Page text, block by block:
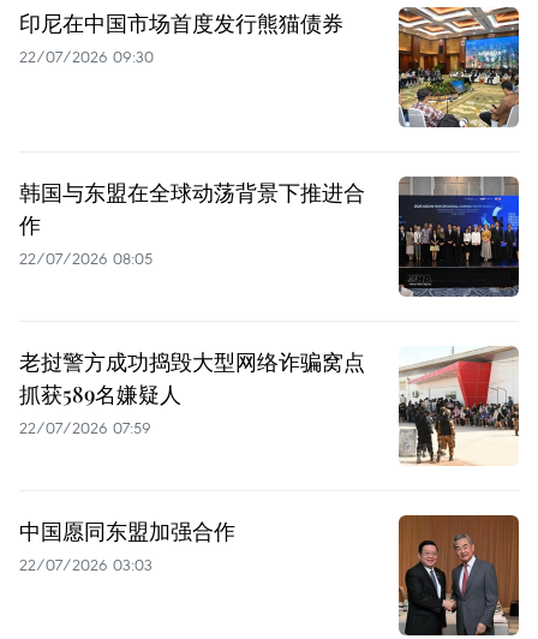
印尼在中国市场首度发行熊猫债券
22/07/2026 09:30
韩国与东盟在全球动荡背景下推进合
作
22/07/2026 08:05
老挝警方成功捣毁大型网络诈骗窝点
抓获589名嫌疑人
22/07/2026 07:59
中国愿同东盟加强合作
22/07/2026 03:03